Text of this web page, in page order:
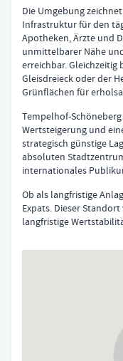
Die Umgebung
Infrastruktur für den
Apotheken, Ärzte und
unmittelbarer Nähe
erreichbar. Gleichzeitig
Gleisdreieck oder der
Grünflächen für
Tempelhof-
Wertsteigerung und
strategisch günstige
absoluten
internationales
Ob als langfristige
Expats. Dieser
langfristige